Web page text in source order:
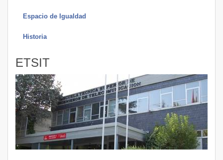
Espacio de Igualdad
Historia
ETSIT